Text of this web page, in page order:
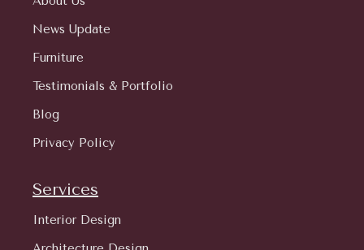
News Update
Furniture
Testimonials & Portfolio
Blog
Privacy Policy
Services
Interior Design